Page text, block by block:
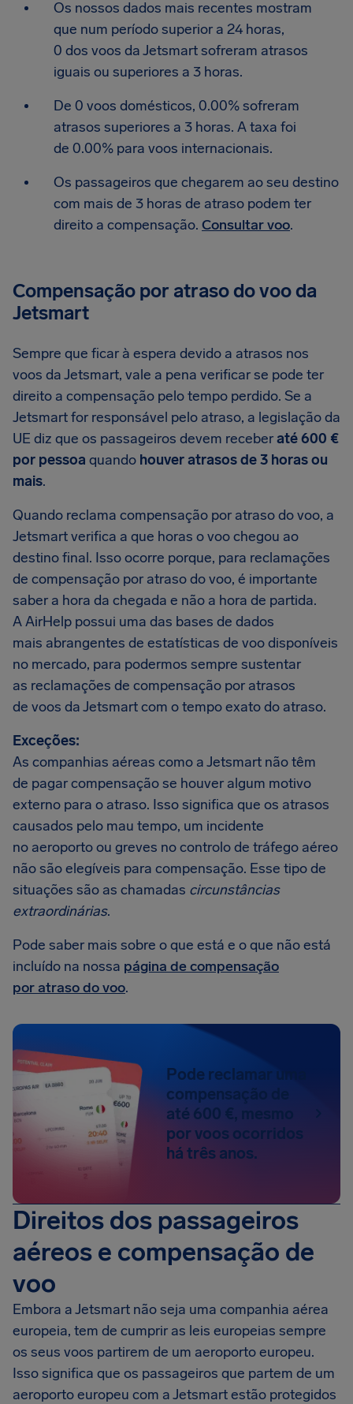
Os nossos dados mais recentes mostram
que num período superior a 24 horas,
0 dos voos da Jetsmart sofreram atrasos
iguais ou superiores a 3 horas.
De 0 voos domésticos, 0.00% sofreram
atrasos superiores a 3 horas. A taxa foi
de 0.00% para voos internacionais.
Os passageiros que chegarem ao seu destino
com mais de 3 horas de atraso podem ter
direito a compensação. Consultar voo.
Compensação por atraso do voo da
Jetsmart
Sempre que ficar à espera devido a atrasos nos
voos da Jetsmart, vale a pena verificar se pode ter
direito a compensação pelo tempo perdido. Se a
Jetsmart for responsável pelo atraso, a legislação da
UE diz que os passageiros devem receberaté 600 €
por pessoa quando houver atrasos de 3 horas ou
mais.
Quando reclama compensação por atraso do voo, a
Jetsmart verifica a que horas o voo chegou ao
destino final. Isso ocorre porque, para reclamações
de compensação por atraso do voo, é importante
saber a hora da chegada e não a hora de partida.
A AirHelp possui uma das bases de dados
mais abrangentes de estatísticas de voo disponíveis
no mercado, para podermos sempre sustentar
as reclamações de compensação por atrasos
de voos da Jetsmart com o tempo exato do atraso.
Exceções:
As companhias aéreas como a Jetsmart não têm
de pagar compensação se houver algum motivo
externo para o atraso. Isso significa que os atrasos
causados pelo mau tempo, um incidente
no aeroporto ou greves no controlo de tráfego aéreo
não são elegíveis para compensação. Esse tipo de
situações são as chamadas circunstâncias
extraordinárias.
Pode saber mais sobre o que está e o que não está
incluído na nossa página de compensação
por atraso do voo.
Pode reclamar uma
compensação de
até 600 €, mesmo
por voos ocorridos
há três anos.
Direitos dos passageiros
aéreos e compensação de
voo
Embora a Jetsmart não seja uma companhia aérea
europeia, tem de cumprir as leis europeias sempre
os seus voos partirem de um aeroporto europeu.
Isso significa que os passageiros que partem de um
aeroporto europeu com a Jetsmart estão protegidos